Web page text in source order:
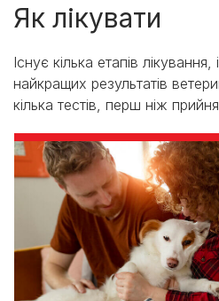
Як лікувати
Існує кілька етапів
найкращих результатів
кілька тестів, перш ніж